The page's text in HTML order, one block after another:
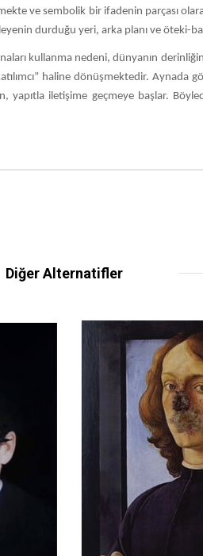
ve sembolik bir ifadenin parçası
durduğu yeri, arka planı ve
kullanma nedeni, dünyanın
haline dönüşmektedir. Aynada
yapıtla iletişime geçmeye başlar.
Diğer Alternatifler